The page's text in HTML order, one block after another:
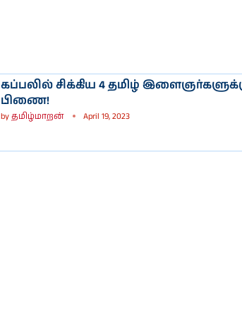
கப்பலில் சிக்கிய 4 தமிழ்
பிணை!
byதமிழ்மாறன் April 19, 2023